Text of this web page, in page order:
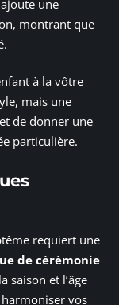
une
montrant que
à la vôtre
mais une
de donner une
particulière.
requiert une
de cérémonie
saison et l’âge
vos